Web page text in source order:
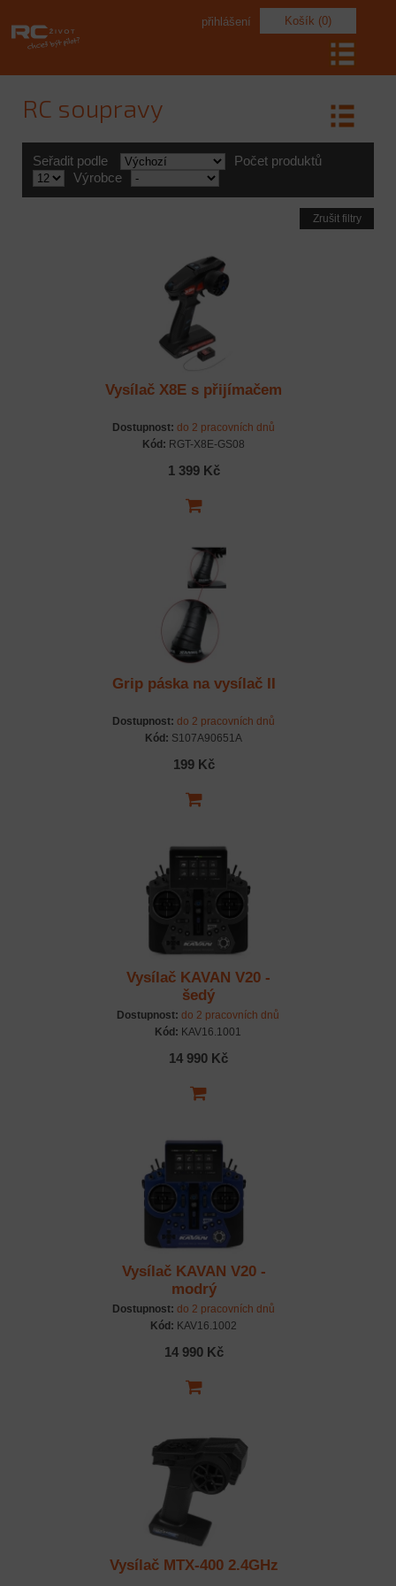
Košík (0)
přihlášení
RC soupravy
Seřadit podle
Počet produktů
Výrobce
Zrušit filtry
Vysílač X8E s přijímačem
Dostupnost: do 2 pracovních dnů
Kód: RGT-X8E-GS08
1 399 Kč
Grip páska na vysílač II
Dostupnost: do 2 pracovních dnů
Kód: S107A90651A
199 Kč
Vysílač KAVAN V20 -
šedý
Dostupnost: do 2 pracovních dnů
Kód: KAV16.1001
14 990 Kč
Vysílač KAVAN V20 -
modrý
Dostupnost: do 2 pracovních dnů
Kód: KAV16.1002
14 990 Kč
Vysílač MTX-400 2.4GHz